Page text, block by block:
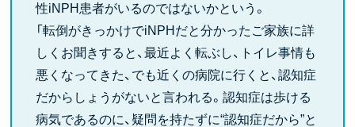
性iNPH患者がいるのではないかという。
「転倒がきっかけでiNPHだと分かったご家族に詳
しくお聞きすると、最近よく転ぶし、トイレ事情も
悪くなってきた、でも近くの病院に行くと、認知症
だからしょうがないと言われる。認知症は歩ける
病気であるのに、疑問を持たずに“認知症だから”と